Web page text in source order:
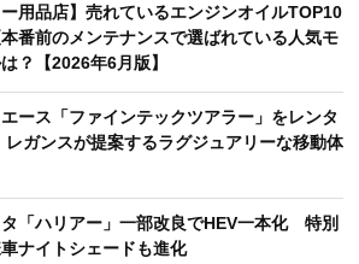
ー用品店】売れているエンジンオイルTOP10
本番前のメンテナンスで選ばれている人気モ
？【2026年6月版】
ース「ファインテックツアラー」をレンタ
レガンスが提案するラグジュアリーな移動体
タ「ハリアー」一部改良でHEV一本化 特別
ナイトシェードも進化